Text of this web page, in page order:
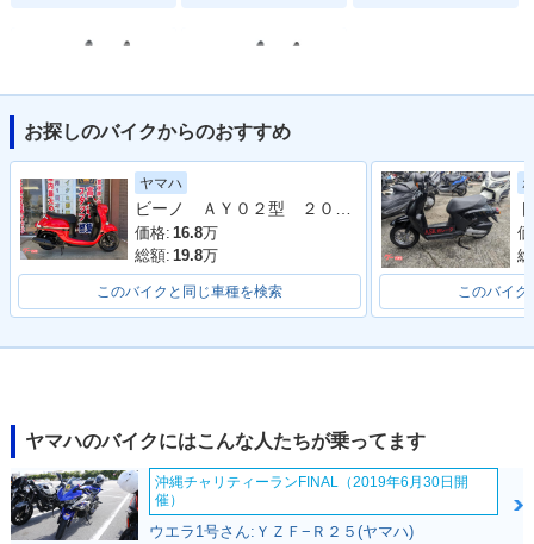
2011年 Vino Molf
e・カラーチェンジ
お探しのバイクからのおすすめ
ヤマハ
価格: 16.8万
総額: 19.8万
このバイクと同じ車種を検索 このバイ
ヤマハのバイクにはこんな人たちが乗ってます
沖縄チャリティーランFINAL（2019年6月30日開
催）
ウエラ1号さん:ＹＺＦ−Ｒ２５(ヤマハ)